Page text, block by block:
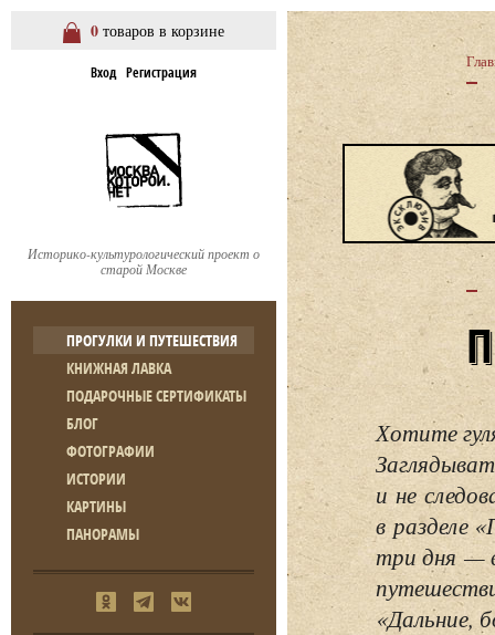
0 товаров в корзине
Вход Регистрация
Историко-культурологический проект о
старой Москве
ПРОГУЛКИ И ПУТЕШЕСТВИЯ
КНИЖНАЯ ЛАВКА
ПОДАРОЧНЫЕ СЕРТИФИКАТЫ
БЛОГ
ФОТОГРАФИИ
ИСТОРИИ
КАРТИНЫ
ПАНОРАМЫ
Хотите
и не
в разделе
три дня —
«Дальние,